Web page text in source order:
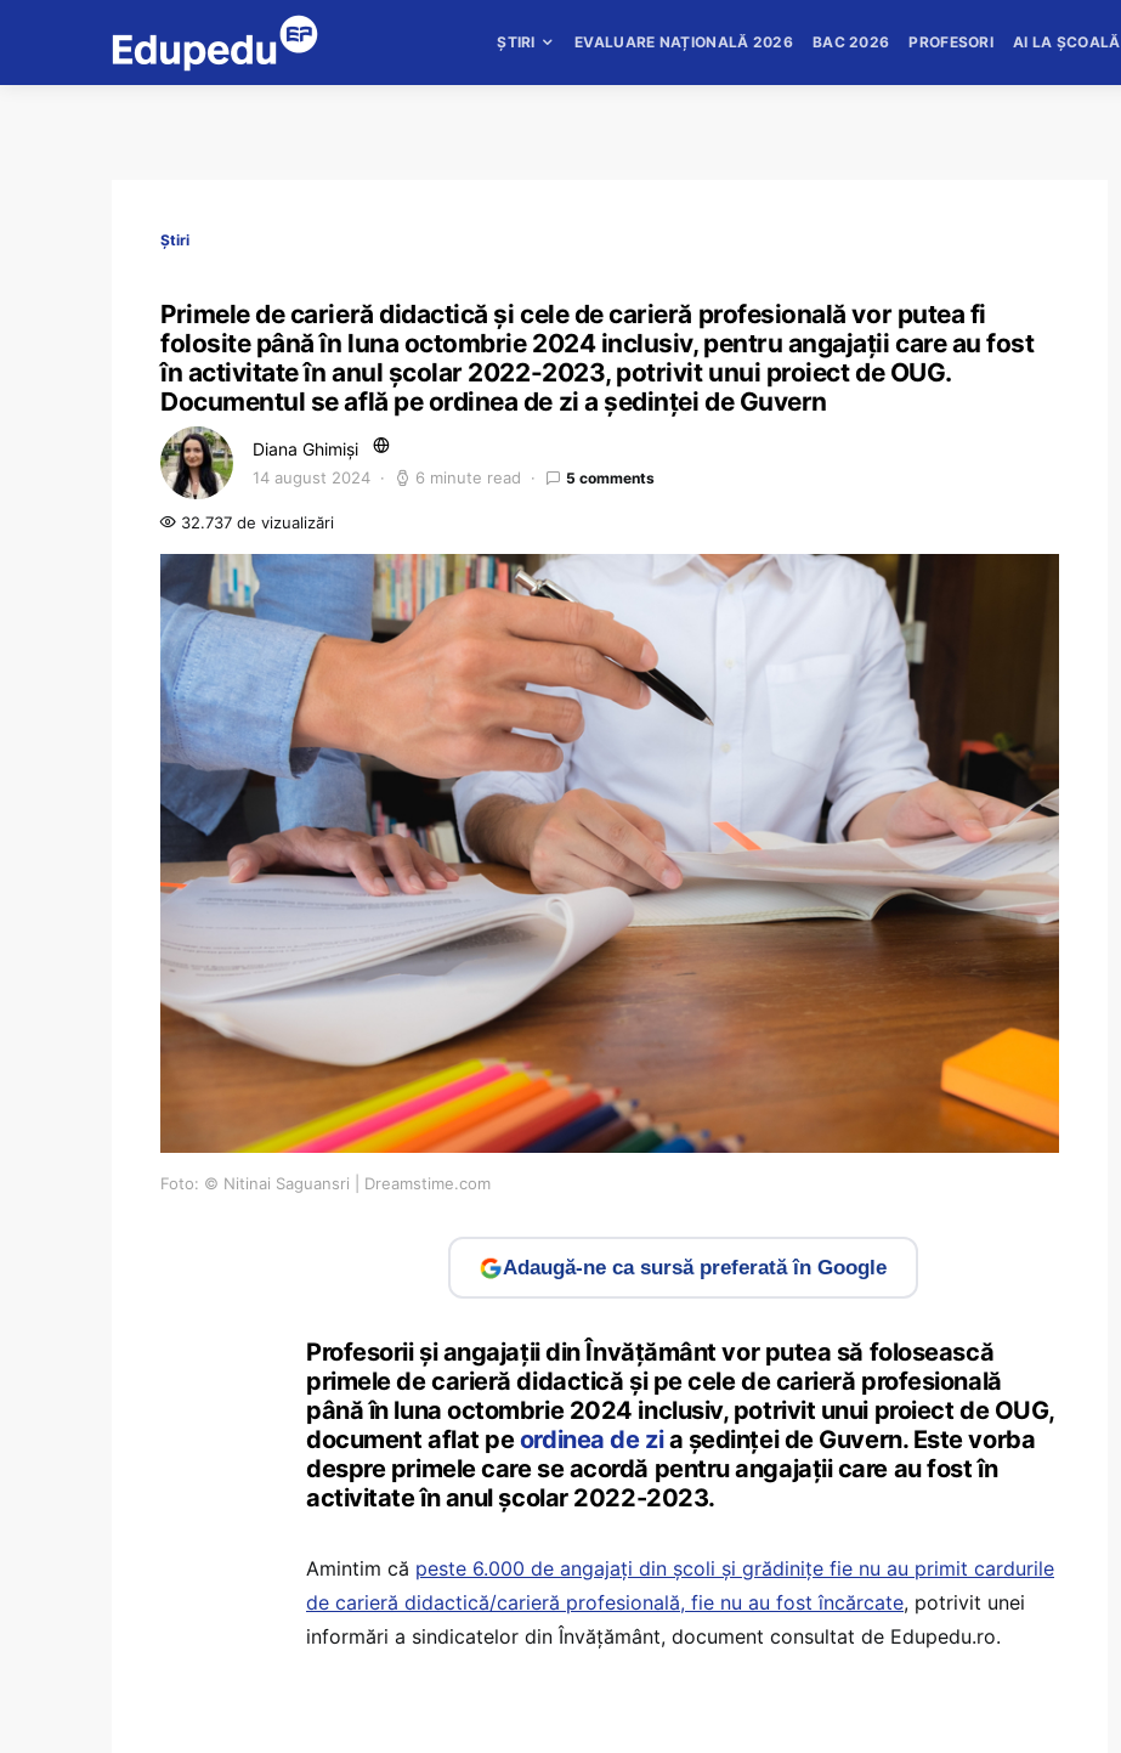
ȘTIRI EVALUARE NAȚIONALĂ 2026 BAC 2026 PROFESORI AI LA ȘCOALĂ
Știri
Primele de carieră didactică și cele de carieră profesională vor putea fi
folosite până în luna octombrie 2024 inclusiv, pentru angajații care au fost
în activitate în anul școlar 2022-2023, potrivit unui proiect de OUG.
Documentul se află pe ordinea de zi a ședinței de Guvern
Diana Ghimiși
14 august 2024 6 minute read 5 comments
32.737 de vizualizări
Foto: © Nitinai Saguansri | Dreamstime.com
Adaugă-ne ca sursă preferată în Google
Profesorii și angajații din Învățământ vor putea să folosească
primele de carieră didactică și pe cele de carieră profesională
până în luna octombrie 2024 inclusiv, potrivit unui proiect de OUG,
document aflat peordinea de zia ședinței de Guvern. Este vorba
despre primele care se acordă pentru angajații care au fost în
activitate în anul școlar 2022-2023.
Amintim că peste 6.000 de angajați din școli și grădinițe fie nu au primit cardurile
de carieră didactică/carieră profesională, fie nu au fost încărcate, potrivit unei
informări a sindicatelor din Învățământ, document consultat de Edupedu.ro.